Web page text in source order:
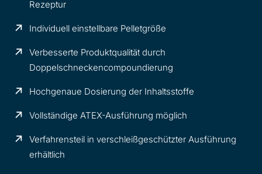
Rezeptur
Individuell einstellbare Pelletgröße
Verbesserte Produktqualität durch
Doppelschneckencompoundierung
Hochgenaue Dosierung der Inhaltsstoffe
Vollständige ATEX-Ausführung möglich
Verfahrensteil in verschleißgeschützter Ausführung
erhältlich